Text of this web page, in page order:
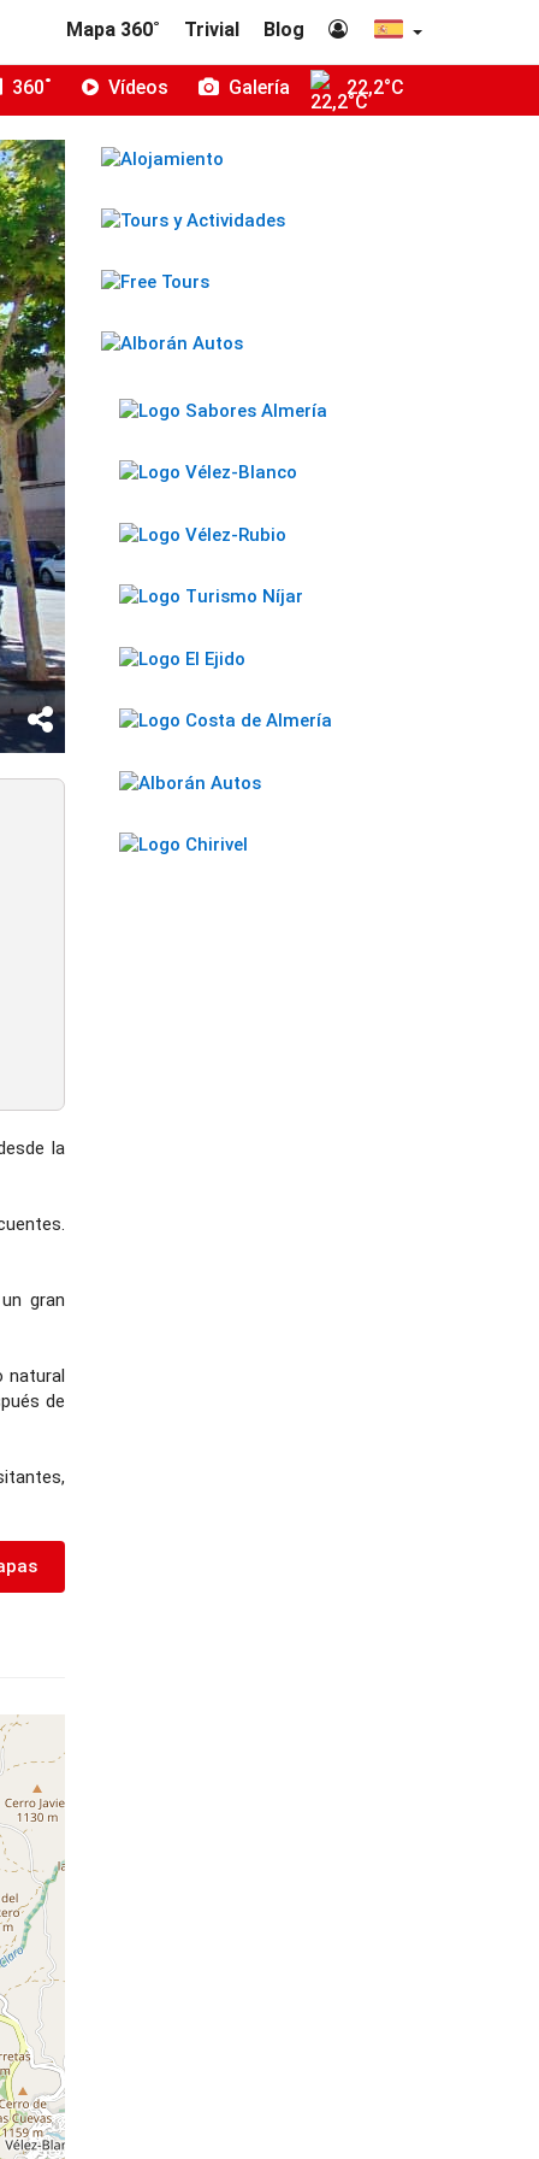
Mapa 360˚ Trivial Blog
360˚ Vídeos Galería 22,2°C
la
gran
natural
de